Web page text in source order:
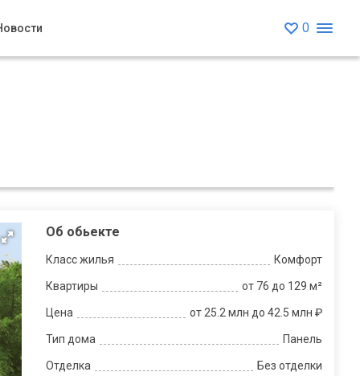
0
Об обьекте
Класс жилья Комфорт
Квартиры от 76 до 129 м²
Цена от 25.2 млн до 42.5 млн ₽
Тип дома Панель
Отделка Без отделки